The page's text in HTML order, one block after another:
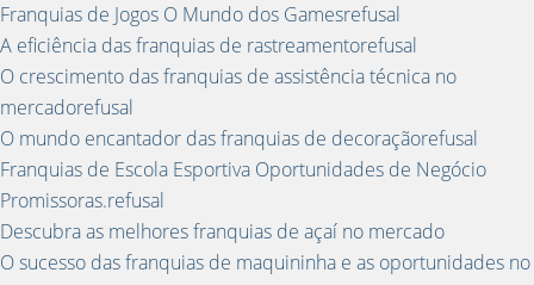
Franquias de Jogos O Mundo dos Gamesrefusal
A eficiência das franquias de rastreamentorefusal
O crescimento das franquias de assistência técnica no
mercadorefusal
O mundo encantador das franquias de decoraçãorefusal
Franquias de Escola Esportiva Oportunidades de Negócio
Promissoras.refusal
Descubra as melhores franquias de açaí no mercado
O sucesso das franquias de maquininha e as oportunidades no